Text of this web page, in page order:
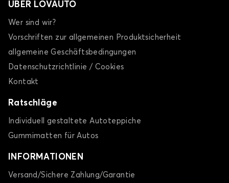
ÜBER LOVAUTO
Wer sind wir?
Vorschriften zur allgemeinen Produktsicherheit
allgemeine Geschäftsbedingungen
Datenschutzrichtlinie / Cookies
Kontakt
Ratschläge
Individuell gestaltete Autoteppiche
Gummimatten für Autos
INFORMATIONEN
Versand/Sichere Zahlung/Garantie